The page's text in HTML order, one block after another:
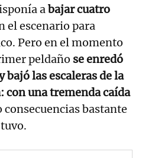
abajar cuatro
el escenario para
Pero en el momento
peldaño se enredó
bajó las escaleras de la
con una tremenda caída
bastante